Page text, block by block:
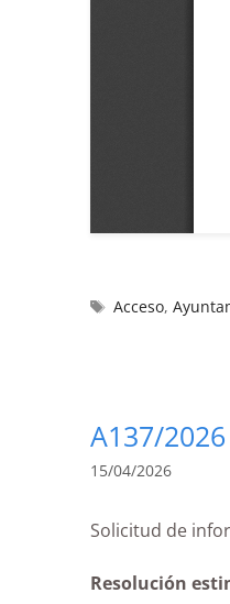
Acceso,
A137/2026
15/04/2026
Solicitud de
Resolución